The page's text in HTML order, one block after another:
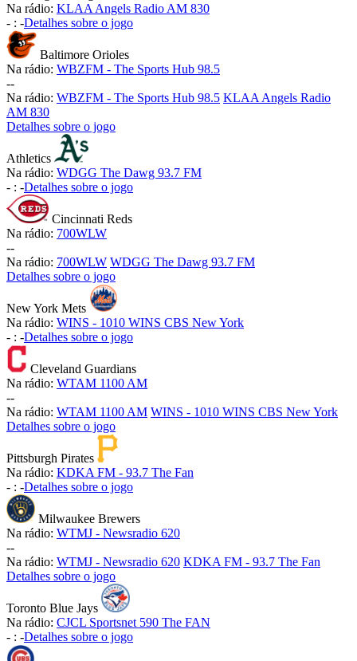
Na rádio: KLAA Angels Radio AM 830
- : -Detalhes sobre o jogo
Baltimore Orioles
Na rádio: WBZFM - The Sports Hub 98.5
--
Na rádio: WBZFM - The Sports Hub 98.5 KLAA Angels Radio
AM 830
Detalhes sobre o jogo
Athletics
Na rádio: WDGG The Dawg 93.7 FM
- : -Detalhes sobre o jogo
Cincinnati Reds
Na rádio: 700WLW
--
Na rádio: 700WLW WDGG The Dawg 93.7 FM
Detalhes sobre o jogo
New York Mets
Na rádio: WINS - 1010 WINS CBS New York
- : -Detalhes sobre o jogo
Cleveland Guardians
Na rádio: WTAM 1100 AM
--
Na rádio: WTAM 1100 AM WINS - 1010 WINS CBS New York
Detalhes sobre o jogo
Pittsburgh Pirates
Na rádio: KDKA FM - 93.7 The Fan
- : -Detalhes sobre o jogo
Milwaukee Brewers
Na rádio: WTMJ - Newsradio 620
--
Na rádio: WTMJ - Newsradio 620 KDKA FM - 93.7 The Fan
Detalhes sobre o jogo
Toronto Blue Jays
Na rádio: CJCL Sportsnet 590 The FAN
- : -Detalhes sobre o jogo